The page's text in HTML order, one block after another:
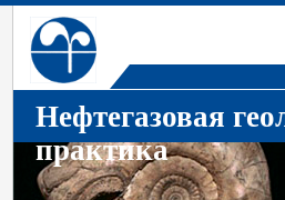
Нефтегазовая
практика